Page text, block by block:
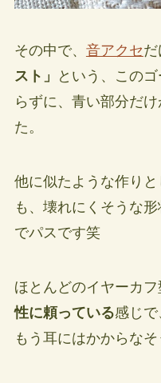
その中で、 音アクセ
スト」
という、この
らずに、青い部分だ
た。
他に似たような作り
も、壊れにくそうな
でパスです笑
ほとんどのイヤーカフ
性に頼っている感じで
もう耳にはかからなそ